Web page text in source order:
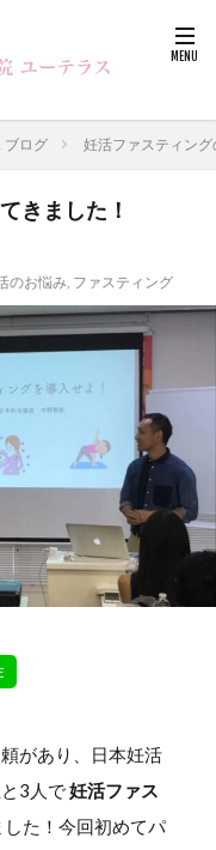
ブログ 妊活ファスティン
きました！
のお悩み, ファスティング
があり、日本妊活
3人で妊活ファス
た！今回初めてパ